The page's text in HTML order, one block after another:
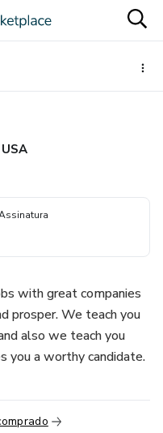
with great companies
prosper. We teach you
also we teach you
you a worthy candidate.